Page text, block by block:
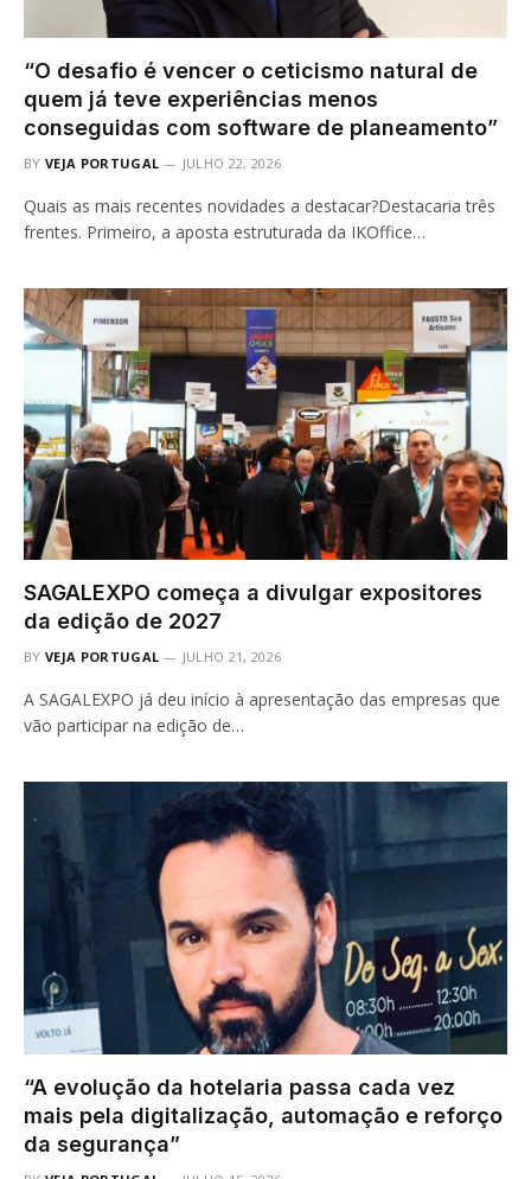
“O desafio é vencer o ceticismo natural de
quem já teve experiências menos
conseguidas com software de planeamento”
BY VEJA PORTUGAL JULHO 22, 2026
Quais as mais recentes novidades a destacar?Destacaria três
frentes. Primeiro, a aposta estruturada da IKOffice…
SAGALEXPO começa a divulgar expositores
da edição de 2027
BY VEJA PORTUGAL JULHO 21, 2026
A SAGALEXPO já deu início à apresentação das empresas que
vão participar na edição de…
“A evolução da hotelaria passa cada vez
mais pela digitalização, automação e reforço
da segurança”